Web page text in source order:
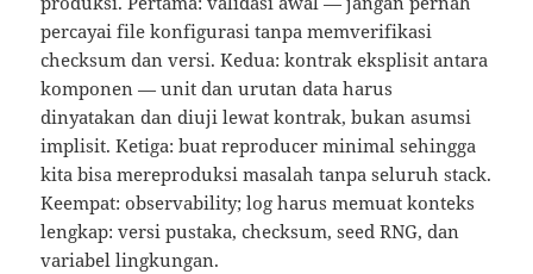
percayai file konfigurasi tanpa memverifikasi
checksum dan versi. Kedua: kontrak eksplisit antara
komponen — unit dan urutan data harus
dinyatakan dan diuji lewat kontrak, bukan asumsi
implisit. Ketiga: buat reproducer minimal sehingga
kita bisa mereproduksi masalah tanpa seluruh stack.
Keempat: observability; log harus memuat konteks
lengkap: versi pustaka, checksum, seed RNG, dan
variabel lingkungan.